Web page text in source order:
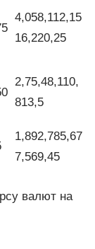
4,058,112,15
16,220,25
2,75,48,110,
813,5
1,892,785,67
7,569,45
валют на